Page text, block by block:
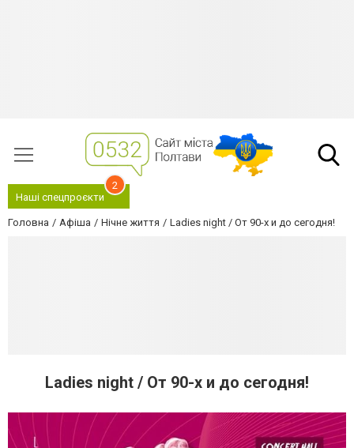
Наші спецпроєкти
2
Головна Афіша Нічне життя Ladies night / От 90-х и до сегодня!
Ladies night / От 90-х и до сегодня!